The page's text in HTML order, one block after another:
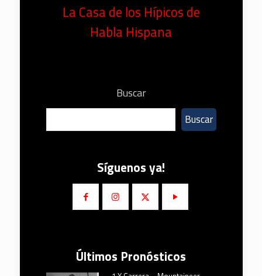
La Casa de los Hípicos de
Habla Hispana
Buscar
Buscar
Síguenos ya!
Últimos Pronósticos